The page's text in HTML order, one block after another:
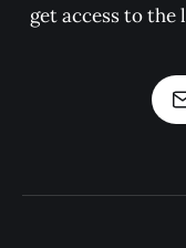
get access to